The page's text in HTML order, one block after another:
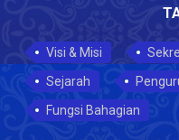
Visi & Misi
Sejarah
Fungsi Bahagian